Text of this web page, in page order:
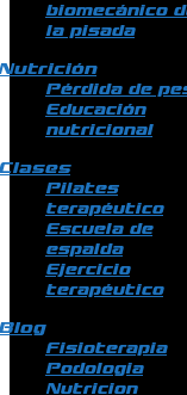
biomecánico
la pisada
Pérdida de
Educación
nutricional
Pilates
terapéutico
Escuela de
espalda
Ejercicio
terapéutico
Fisioterapia
Podologia
Nutricion